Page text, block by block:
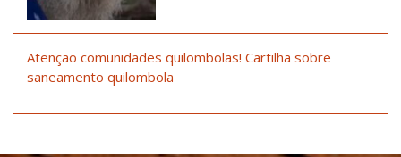
Atenção comunidades quilombolas! Cartilha sobre
saneamento quilombola